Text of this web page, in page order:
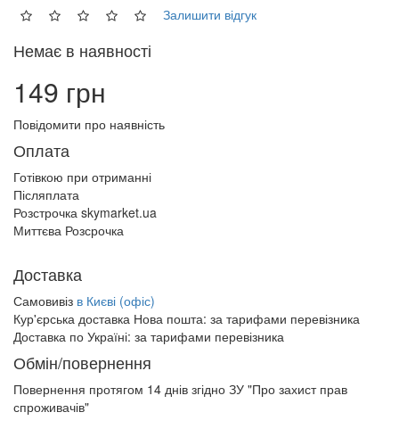
Залишити відгук
Немає в наявності
149 грн
Повідомити про наявність
Оплата
Готівкою при отриманні
Післяплата
Розстрочка skymarket.ua
Миттєва Розсрочка
Доставка
Самовивіз в Києві (офіс)
Кур'єрська доставка Нова пошта: за тарифами перевізника
Доставка по Україні: за тарифами перевізника
Обмін/повернення
Повернення протягом 14 днів згідно ЗУ "Про захист прав
спроживачів"